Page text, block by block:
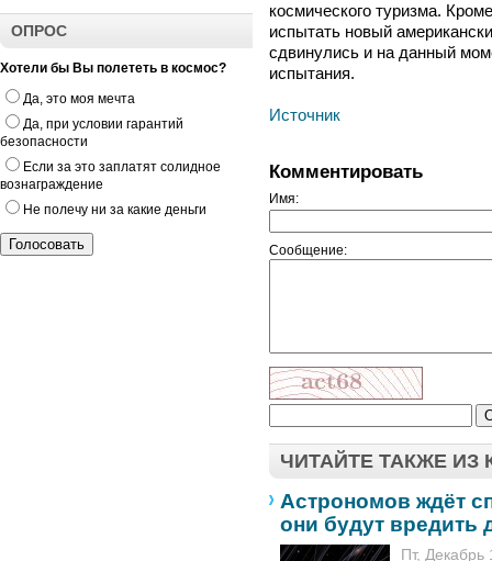
ОПРОС
Хотели бы Вы полететь в космос?
Да, это моя мечта
Да, при условии гарантий
безопасности
Если за это заплатят солидное
вознаграждение
Не полечу ни за какие деньги
космического туризма.
испытать новый
сдвинулись и на данный
испытания.
Источник
Комментировать
Имя:
Сообщение:
ЧИТАЙТЕ ТАКЖЕ ИЗ
Астрономов ждёт
они будут вредить
Пт,